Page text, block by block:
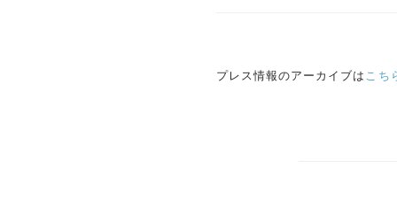
プレス情報のアーカイブは こち